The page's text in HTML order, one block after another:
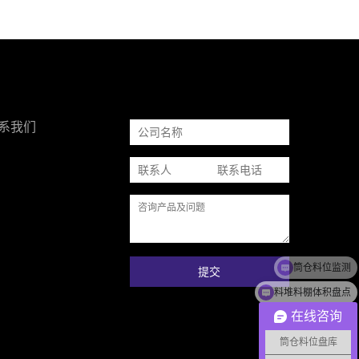
我们
提交
在线咨询
筒仓料位盘库
料堆料棚体积盘点